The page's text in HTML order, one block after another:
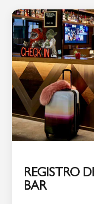
REGISTRO
BAR